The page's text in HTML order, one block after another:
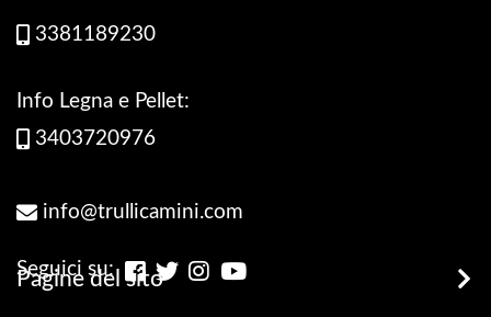
3381189230
Info Legna e Pellet:
3403720976
info@trullicamini.com
Seguici su:
Pagine del sito